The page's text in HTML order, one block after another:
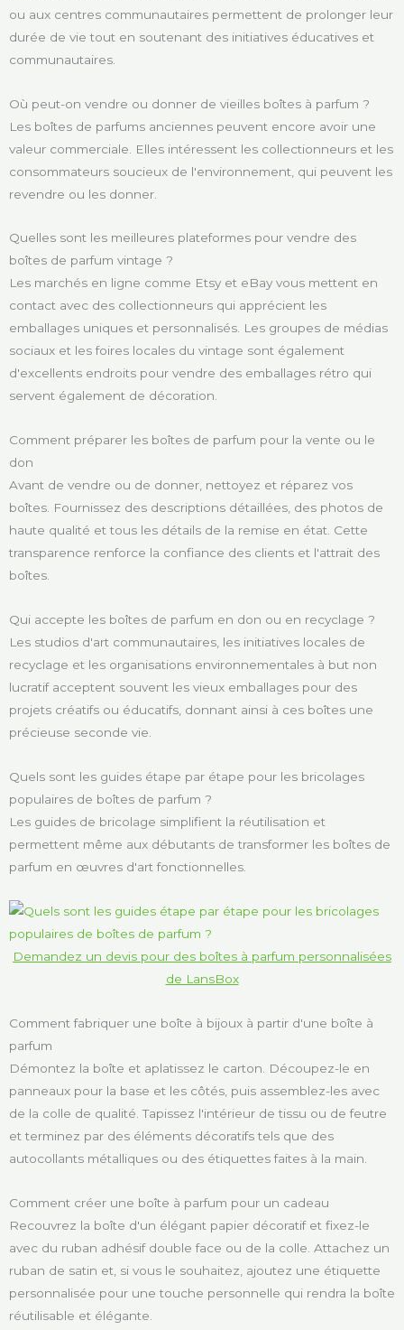
ou aux centres communautaires permettent de prolonger leur
durée de vie tout en soutenant des initiatives éducatives et
communautaires.
Où peut-on vendre ou donner de vieilles boîtes à parfum ?
Les boîtes de parfums anciennes peuvent encore avoir une
valeur commerciale. Elles intéressent les collectionneurs et les
consommateurs soucieux de l'environnement, qui peuvent les
revendre ou les donner.
Quelles sont les meilleures plateformes pour vendre des
boîtes de parfum vintage ?
Les marchés en ligne comme Etsy et eBay vous mettent en
contact avec des collectionneurs qui apprécient les
emballages uniques et personnalisés. Les groupes de médias
sociaux et les foires locales du vintage sont également
d'excellents endroits pour vendre des emballages rétro qui
servent également de décoration.
Comment préparer les boîtes de parfum pour la vente ou le
don
Avant de vendre ou de donner, nettoyez et réparez vos
boîtes. Fournissez des descriptions détaillées, des photos de
haute qualité et tous les détails de la remise en état. Cette
transparence renforce la confiance des clients et l'attrait des
boîtes.
Qui accepte les boîtes de parfum en don ou en recyclage ?
Les studios d'art communautaires, les initiatives locales de
recyclage et les organisations environnementales à but non
lucratif acceptent souvent les vieux emballages pour des
projets créatifs ou éducatifs, donnant ainsi à ces boîtes une
précieuse seconde vie.
Quels sont les guides étape par étape pour les bricolages
populaires de boîtes de parfum ?
Les guides de bricolage simplifient la réutilisation et
permettent même aux débutants de transformer les boîtes de
parfum en œuvres d'art fonctionnelles.
Demandez un devis pour des boîtes à parfum personnalisées
de LansBox
Comment fabriquer une boîte à bijoux à partir d'une boîte à
parfum
Démontez la boîte et aplatissez le carton. Découpez-le en
panneaux pour la base et les côtés, puis assemblez-les avec
de la colle de qualité. Tapissez l'intérieur de tissu ou de feutre
et terminez par des éléments décoratifs tels que des
autocollants métalliques ou des étiquettes faites à la main.
Comment créer une boîte à parfum pour un cadeau
Recouvrez la boîte d'un élégant papier décoratif et fixez-le
avec du ruban adhésif double face ou de la colle. Attachez un
ruban de satin et, si vous le souhaitez, ajoutez une étiquette
personnalisée pour une touche personnelle qui rendra la boîte
réutilisable et élégante.